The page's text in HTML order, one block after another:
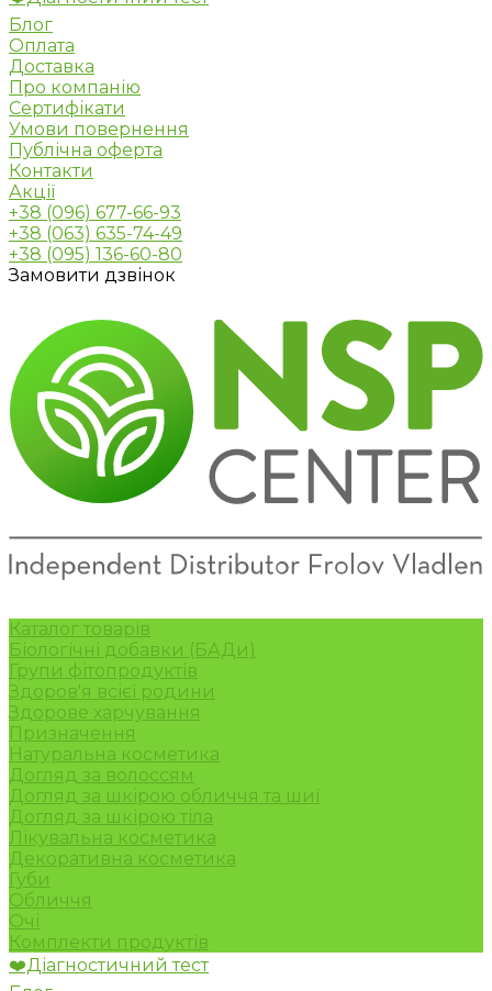
Блог
Оплата
Доставка
Про компанію
Сертифікати
Умови повернення
Публічна оферта
Контакти
Акції
+38 (096) 677-66-93
+38 (063) 635-74-49
+38 (095) 136-60-80
Замовити дзвінок
Каталог товарів
Біологічні добавки (БАДи)
Групи фітопродуктів
Здоров'я всієї родини
Здорове харчування
Призначення
Натуральна косметика
Догляд за волоссям
Догляд за шкірою обличчя та шиї
Догляд за шкірою тіла
Лікувальна косметика
Декоративна косметика
Губи
Обличчя
Очі
Комплекти продуктів
❤️Діагностичний тест